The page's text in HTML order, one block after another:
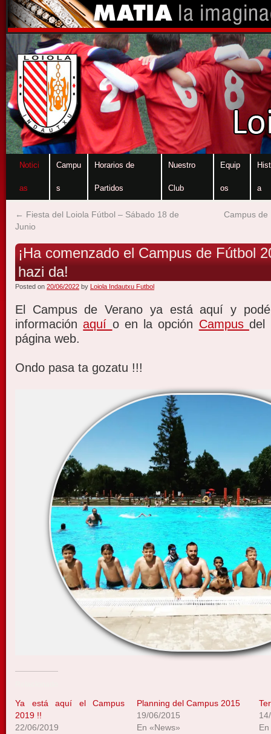
Notici
as
Campu
s
Horarios de
Partidos
Nuestro
Club
Equip
os a
← Fiesta del Loiola Fútbol – Sábado 18 de
Junio
Campus de
¡Ha comenzado el Campus de Fútbol
hazi da!
Posted on 20/06/2022 by Loiola Indautxu Futbol
El Campus de Verano ya está aquí y
informaciónaquí o en la opción Campus del
página web.
Ondo pasa ta gozatu !!!
Ya está aquí el Campus
2019 !!
22/06/2019
Planning del Campus 2015
19/06/2015
En «News»